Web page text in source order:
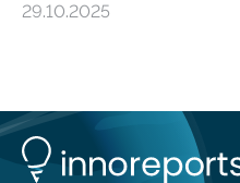
fünf Jahren erforschen, wie
Insektenblume. Das
Technologie und
Projekt im Rahmen der
29.10.2025